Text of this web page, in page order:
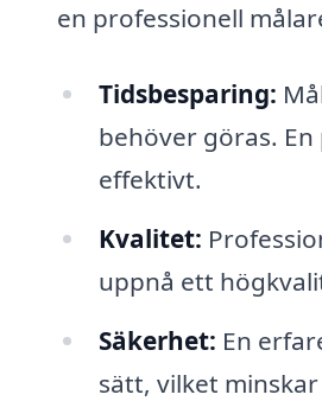
en professionell
Tidsbesparing:
behöver göras.
effektivt.
Kvalitet:
uppnå ett
Säkerhet: En
sätt, vilket